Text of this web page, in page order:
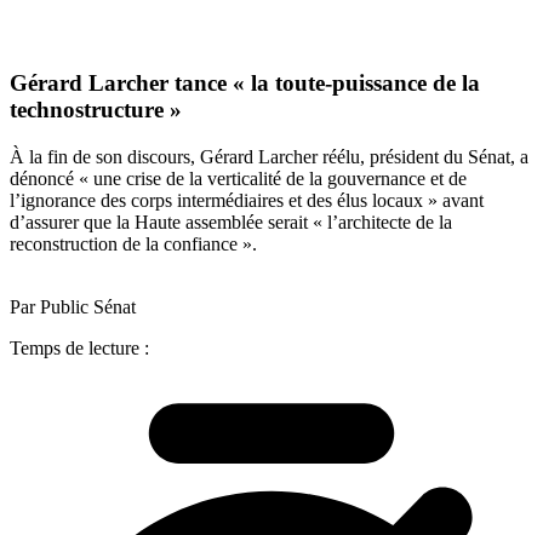
Gérard Larcher tance « la toute-puissance de la
technostructure »
À la fin de son discours, Gérard Larcher réélu, président du Sénat, a
dénoncé « une crise de la verticalité de la gouvernance et de
l’ignorance des corps intermédiaires et des élus locaux » avant
d’assurer que la Haute assemblée serait « l’architecte de la
reconstruction de la confiance ».
Par Public Sénat
Temps de lecture :